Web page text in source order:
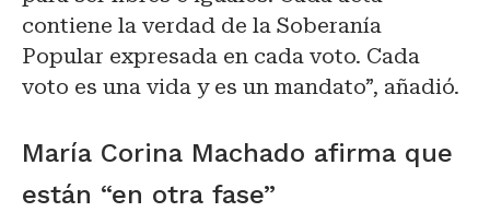
contiene la verdad de la Soberanía
Popular expresada en cada voto. Cada
voto es una vida y es un mandato”, añadió.
María Corina Machado afirma que
están “en otra fase”